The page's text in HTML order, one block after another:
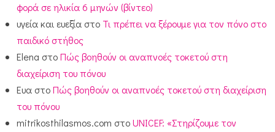
φορά σε ηλικία 6 μηνών (βίντεο)
υγεία και ευεξία στο Τι πρέπει να ξέρουμε για τον πόνο στο
παιδικό στήθος
Elena στοΠώς βοηθούν οι αναπνοές τοκετού στη
διαχείριση του πόνου
Ευα στοΠώς βοηθούν οι αναπνοές τοκετού στη διαχείριση
του πόνου
mitrikosthilasmos.com στοUNICEF: «Στηρίζουμε τον